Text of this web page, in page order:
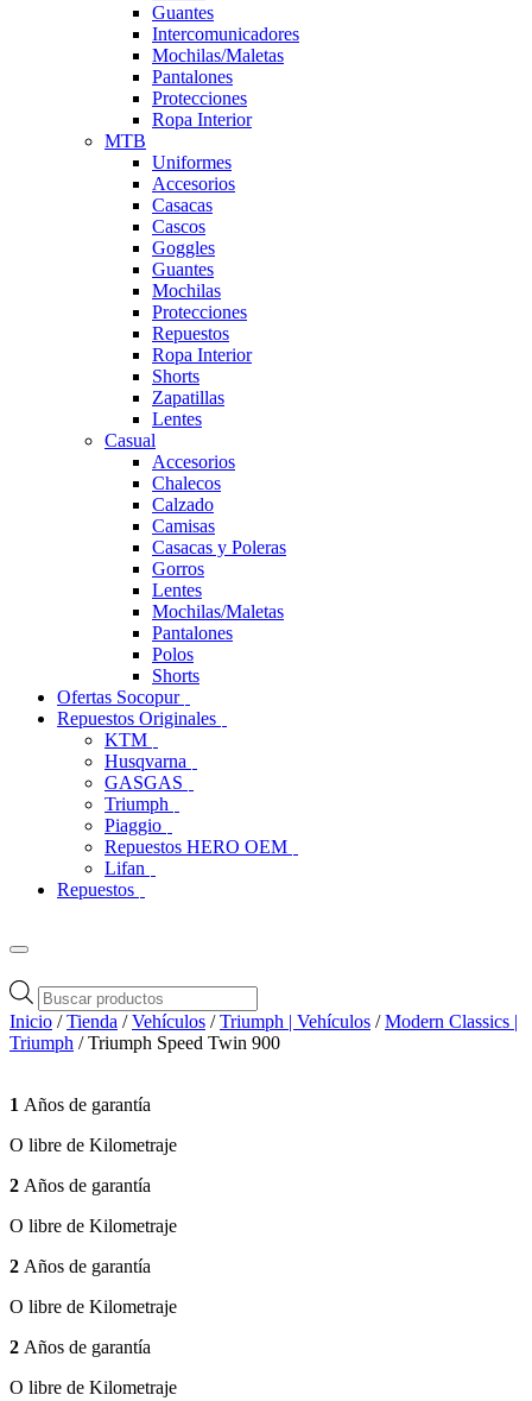
Guantes
Intercomunicadores
Mochilas/Maletas
Pantalones
Protecciones
Ropa Interior
MTB
Uniformes
Accesorios
Casacas
Cascos
Goggles
Guantes
Mochilas
Protecciones
Repuestos
Ropa Interior
Shorts
Zapatillas
Lentes
Casual
Accesorios
Chalecos
Calzado
Camisas
Casacas y Poleras
Gorros
Lentes
Mochilas/Maletas
Pantalones
Polos
Shorts
Ofertas Socopur
Repuestos Originales
KTM
Husqvarna
GASGAS
Triumph
Piaggio
Repuestos HERO OEM
Lifan
Repuestos
Búsqueda
de
productos
Inicio /Tienda /Vehículos /Triumph | Vehículos /Modern Classics |
Triumph / Triumph Speed Twin 900
1 Años de garantía
O libre de Kilometraje
2 Años de garantía
O libre de Kilometraje
2 Años de garantía
O libre de Kilometraje
2 Años de garantía
O libre de Kilometraje